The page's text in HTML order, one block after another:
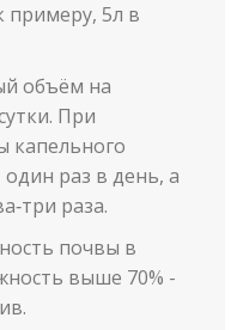
примеру, 5л в
объём на
При
капельного
раз в день, а
раза.
почвы в
выше 70% -